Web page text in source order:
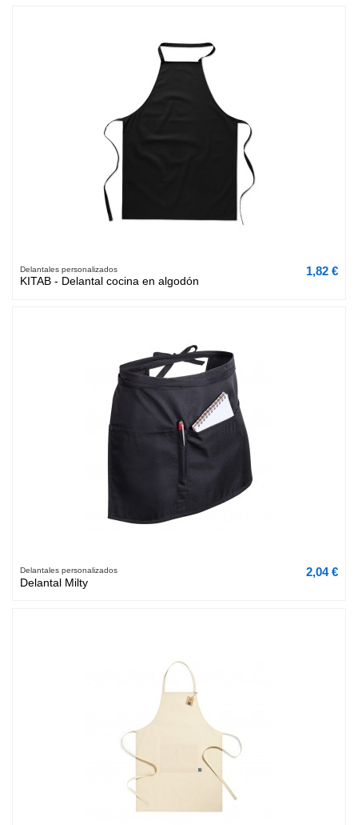
Delantales personalizados
KITAB - Delantal cocina en algodón
1,82 €
Delantales personalizados
Delantal Milty
2,04 €